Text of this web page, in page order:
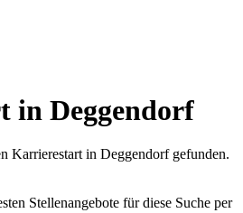
in Deggendorf
Karrierestart in Deggendorf gefunden.
Stellenangebote für diese Suche per